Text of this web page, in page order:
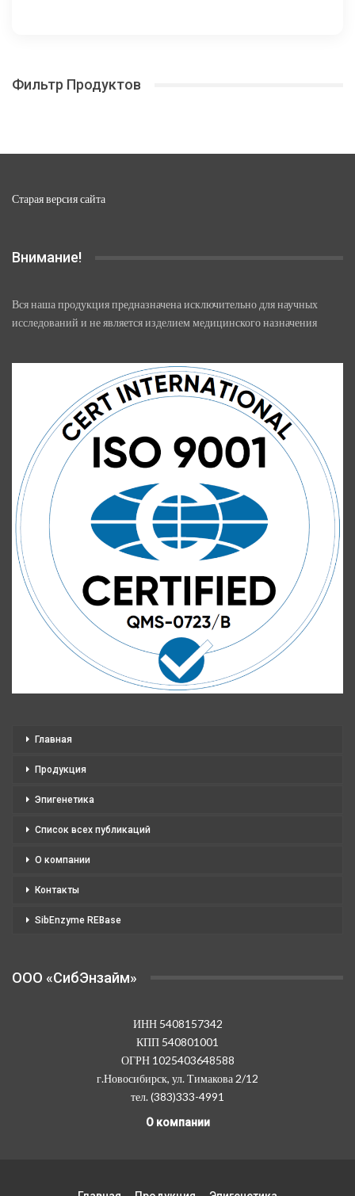
Фильтр Продуктов
Старая версия сайта
Внимание!
Вся наша продукция предназначена исключительно для научных
исследований и не является изделием медицинского назначения
Главная
Продукция
Эпигенетика
Список всех публикаций
О компании
Контакты
SibEnzyme REBase
OOO «СибЭнзайм»
ИНН 5408157342
КПП 540801001
ОГРН 1025403648588
г.Новосибирск, ул. Тимакова 2/12
тел. (383)333-4991
О компании